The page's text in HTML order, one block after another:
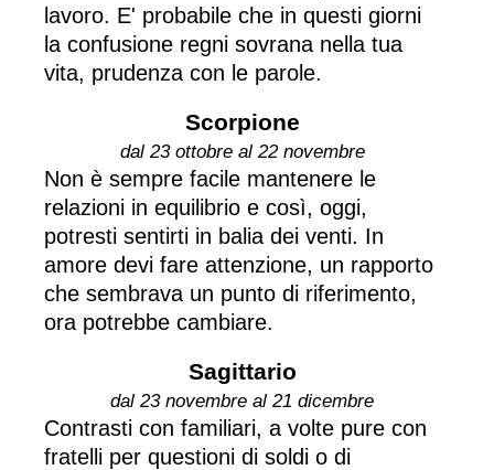
lavoro. E' probabile che in questi giorni
la confusione regni sovrana nella tua
vita, prudenza con le parole.
Scorpione
dal 23 ottobre al 22 novembre
Non è sempre facile mantenere le
relazioni in equilibrio e così, oggi,
potresti sentirti in balia dei venti. In
amore devi fare attenzione, un rapporto
che sembrava un punto di riferimento,
ora potrebbe cambiare.
Sagittario
dal 23 novembre al 21 dicembre
Contrasti con familiari, a volte pure con
fratelli per questioni di soldi o di